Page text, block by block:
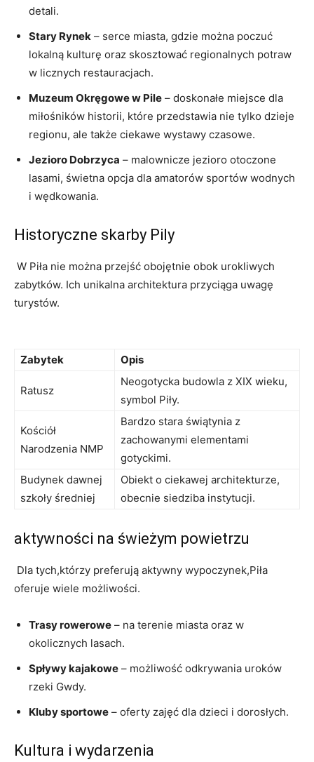
detali.
Stary Rynek – serce miasta, gdzie można poczuć
lokalną⁢ kulturę oraz‍ skosztować regionalnych potraw
w licznych restauracjach.
Muzeum Okręgowe w Pile – doskonałe miejsce dla
miłośników historii, które przedstawia nie tylko dzieje
‌regionu, ale także ciekawe wystawy czasowe.
Jezioro ‍Dobrzyca – malownicze jezioro otoczone
lasami, świetna opcja dla amatorów sportów wodnych
i wędkowania.
Historyczne⁢ skarby Pily
⁤ W Piła nie ⁢można przejść obojętnie obok urokliwych
zabytków. Ich ⁤unikalna architektura przyciąga uwagę
turystów.
Zabytek Opis
Ratusz
Neogotycka budowla z ⁤XIX wieku,
symbol Piły.
Kościół
‌Narodzenia NMP
Bardzo stara świątynia z
zachowanymi elementami
gotyckimi.
Budynek ⁢dawnej​
szkoły średniej
Obiekt o ciekawej architekturze,
obecnie siedziba instytucji.
aktywności na świeżym powietrzu
‌ Dla tych,którzy preferują ⁣aktywny‍ wypoczynek,Piła
oferuje wiele możliwości.
Trasy‍ rowerowe – ⁣na terenie miasta oraz w
okolicznych⁤ lasach.
Spływy ⁢kajakowe – ​możliwość odkrywania uroków
rzeki Gwdy.
Kluby sportowe – oferty zajęć‍ dla dzieci i dorosłych.
Kultura i wydarzenia